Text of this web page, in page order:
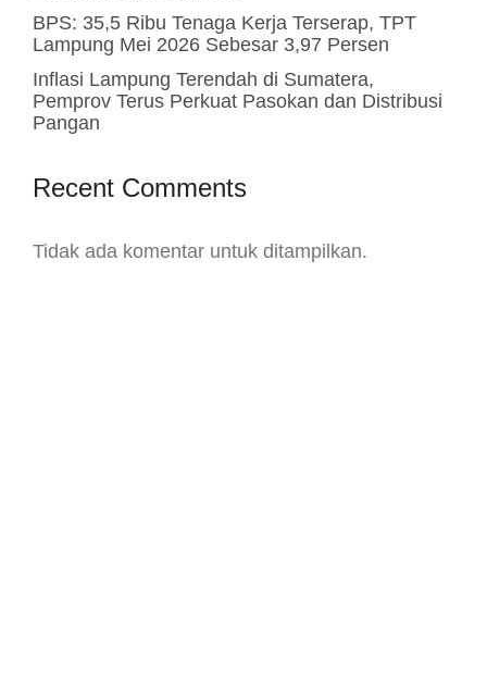
BPS: 35,5 Ribu Tenaga Kerja Terserap, TPT
Lampung Mei 2026 Sebesar 3,97 Persen
Inflasi Lampung Terendah di Sumatera,
Pemprov Terus Perkuat Pasokan dan Distribusi
Pangan
Recent Comments
Tidak ada komentar untuk ditampilkan.